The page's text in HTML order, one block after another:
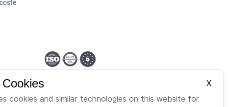
X
cookies and similar technologies on this website for